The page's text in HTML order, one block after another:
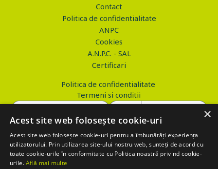
Contact
Politica de confidentialitate
ANPC
Cookies
A.N.P.C. - SAL
Certificari
Politica de confidentialitate
Termeni si conditii
Copyright © 2026 PROVA.ro
$('.btn_gdpr').click(function() { //alert('test'); var values='';
×
Acest site web folosește cookie-uri
Acest site web folosește cookie-uri pentru a îmbunătăți experiența
utilizatorului. Prin utilizarea site-ului nostru web, sunteți de acord cu
toate cookie-urile în conformitate cu Politica noastră privind cookie-
urile.Află mai multe